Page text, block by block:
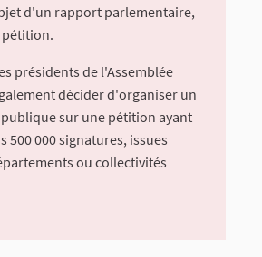
d'un rapport parlementaire,
pétition.
présidents de l'Assemblée
décider d'organiser un
sur une pétition ayant
500 000 signatures, issues
ou collectivités